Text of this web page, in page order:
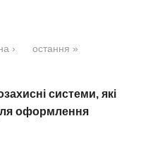
› остання »
системи, які
оформлення